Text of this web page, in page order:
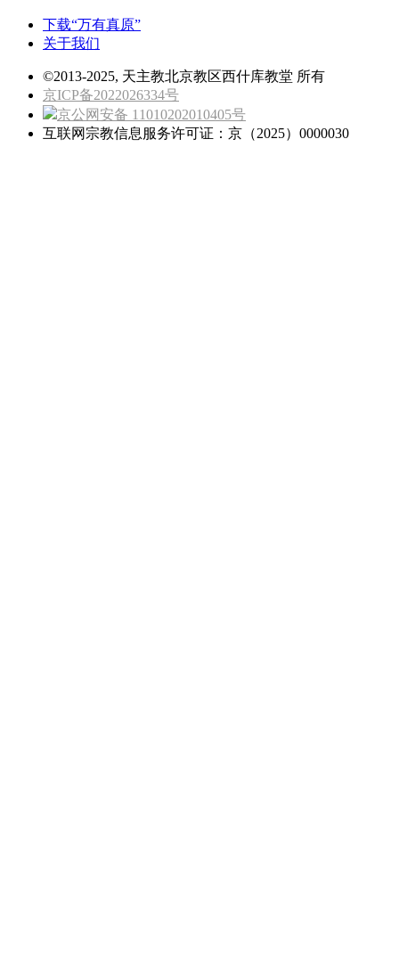
下载“万有真原”
关于我们
©2013-2025, 天主教北京教区西什库教堂 所有
京ICP备2022026334号
京公网安备 11010202010405号
互联网宗教信息服务许可证：京（2025）0000030